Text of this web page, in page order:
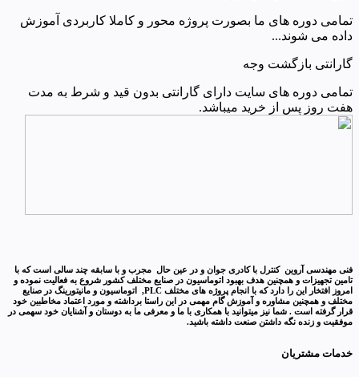
تمامی دوره های ما بصورت پروژه محور و کاملا کاربردی آموزش
داده می شوند...
گارانتی بازگشت وجه
تمامی دوره های سایت دارای گارانتی بدون قید و شرط به مدت
هفت روز پس از خرید میباشد.
فنی مهندسی آروین کنترل با کادری جوان و در عین حال مجرب و با سابقه چند سالی است که با
تامین تجهیزات و همچنین هدف بهبود اتوماسیون در صنایع مختلف کشور شروع به فعالیت نموده و
امروز افتخار این را دارد که با انجام پروژه های مختلف PLC, اتوماسیون و مانیتورینگ در صنایع
مختلف و همچنین مشاوره و آموزش گام مهمی در این راستا برداشته و مورد اعتماد مخاطبین خود
قرار گرفته است . شما نیز میتوانید با همکاری با ما و معرفی ما به دوستان و آشنایان خود سهمی در
موفقیت و زنده نگه داشتن صنعت داشته باشید.
خدمات مشتریان